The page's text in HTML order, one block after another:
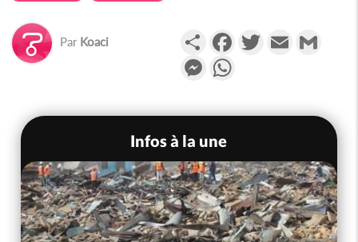
Par Koaci PartagerFacebookTwitterEmail
Messenger
Infos à la une